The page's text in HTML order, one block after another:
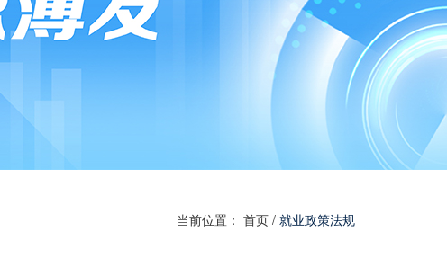
当前位置： 首页 / 就业政策法规